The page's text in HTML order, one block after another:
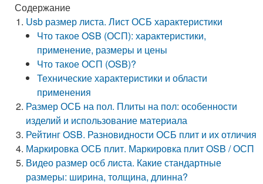
Содержание
Usb размер листа. Лист ОСБ характеристики
Что такое OSB (ОСП): характеристики,
применение, размеры и цены
Что такое ОСП (OSB)?
Технические характеристики и области
применения
Размер ОСБ на пол. Плиты на пол: особенности
изделий и использование материала
Рейтинг OSB. Разновидности ОСБ плит и их отличия
Маркировка ОСБ плит. Маркировка плит OSB / ОСП
Видео размер осб листа. Какие стандартные
размеры: ширина, толщина, длинна?